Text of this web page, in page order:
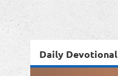
Daily Devotional